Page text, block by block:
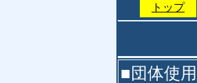
トップ
■団体使